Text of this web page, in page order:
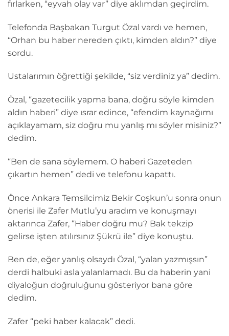
fırlarken, “eyvah olay var” diye aklımdan geçirdim.
Telefonda Başbakan Turgut Özal vardı ve hemen,
“Orhan bu haber nereden çıktı, kimden aldın?” diye
sordu.
Ustalarımın öğrettiği şekilde, “siz verdiniz ya” dedim.
Özal, “gazetecilik yapma bana, doğru söyle kimden
aldın haberi” diye ısrar edince, “efendim kaynağımı
açıklayamam, siz doğru mu yanlış mı söyler misiniz?”
dedim.
“Ben de sana söylemem. O haberi Gazeteden
çıkartın hemen” dedi ve telefonu kapattı.
Önce Ankara Temsilcimiz Bekir Coşkun’u sonra onun
önerisi ile Zafer Mutlu’yu aradım ve konuşmayı
aktarınca Zafer, “Haber doğru mu? Bak tekzip
gelirse işten atılırsınız Şükrü ile” diye konuştu.
Ben de, eğer yanlış olsaydı Özal, “yalan yazmışsın”
derdi halbuki asla yalanlamadı. Bu da haberin yani
diyaloğun doğruluğunu gösteriyor bana göre
dedim.
Zafer “peki haber kalacak” dedi.